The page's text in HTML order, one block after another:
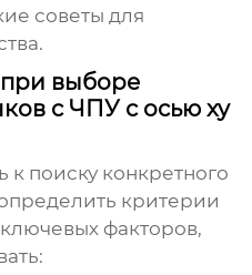
советы для
выборе
с ЧПУ с осью xy
поиску конкретного
критерии
факторов,